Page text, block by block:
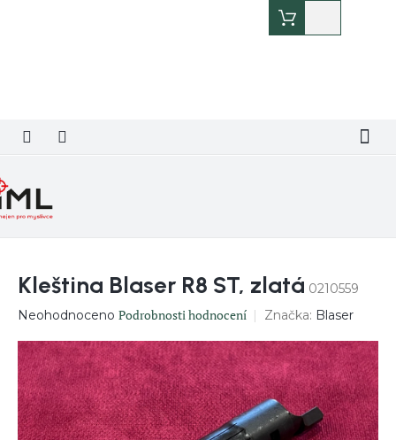
košík
Kleština Blaser R8 ST, zlatá 0210559
Průměrné
produktu
je
0,0
z
5
hvězdiček.
Neohodnoceno Podrobnosti hodnocení Značka: Blaser